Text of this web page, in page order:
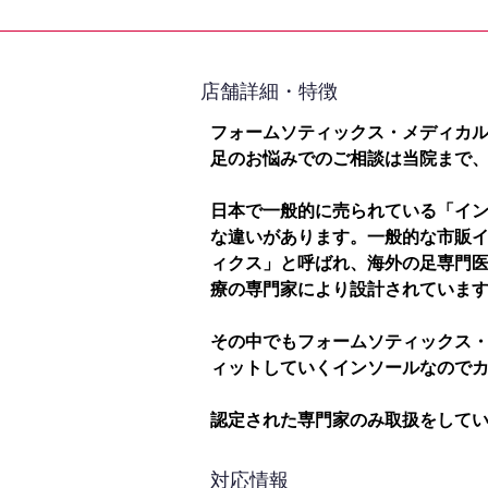
​店舗詳細・特徴
フォームソティックス・メディカ
足のお悩みでのご相談は当院まで
日本で一般的に売られている「イ
な違いがあります。一般的な市販
ィクス」と呼ばれ、海外の足専門
療の専門家により設計されていま
その中でもフォームソティックス
ィットしていくインソールなので
認定された専門家のみ取扱をして
対応情報